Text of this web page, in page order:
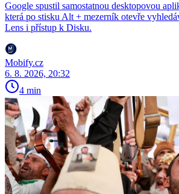
Google spustil samostatnou desktopovou
která po stisku Alt + mezerník otevře
Lens i přístup k Disku.
Mobify.cz
6. 8. 2026, 20:32
4 min